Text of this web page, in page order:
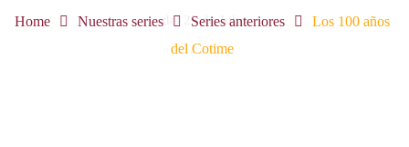
Home Nuestras series Series anteriores
Los 100 años
del Cotime